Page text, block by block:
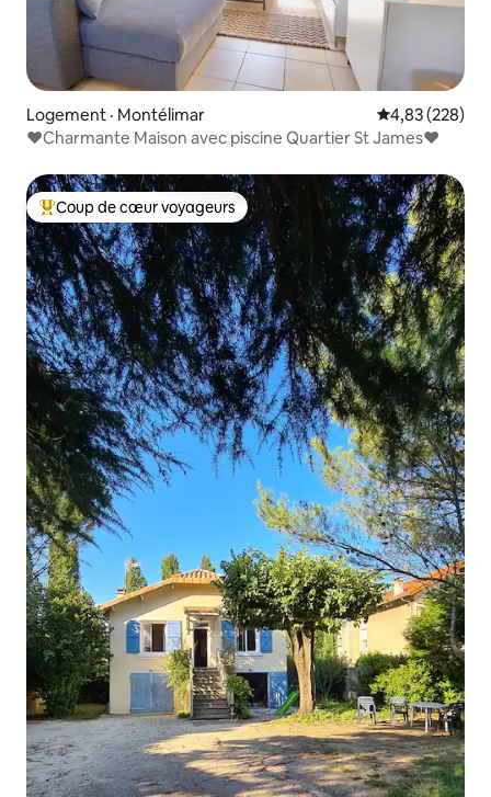
Logement · Montélimar Note
4,83 (228)
❤️Charmante Maison avec piscine Quartier St James❤️
Coup de cœur voyageurs parmi les plus aimés
Coup de cœur voyageurs